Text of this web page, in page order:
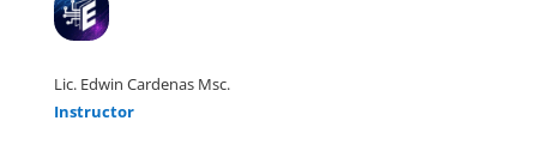
Lic. Edwin Cardenas Msc.
Instructor